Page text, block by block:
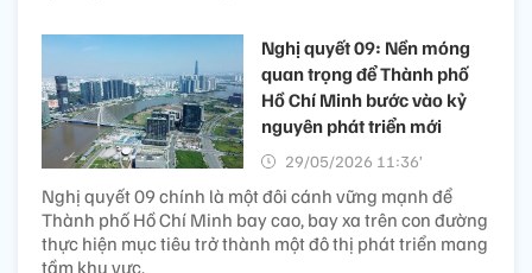
Nghị quyết 09: Nền móng
quan trọng để Thành phố
Hồ Chí Minh bước vào kỷ
nguyên phát triển mới
29/05/2026 11:36’
Nghị quyết 09 chính là một đôi cánh vững mạnh để
Thành phố Hồ Chí Minh bay cao, bay xa trên con đường
thực hiện mục tiêu trở thành một đô thị phát triển mang
tầm khu vực.